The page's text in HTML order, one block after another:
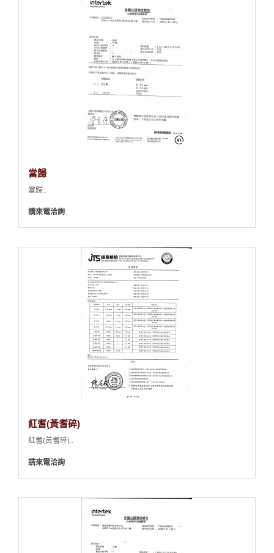
當歸
當歸..
請來電洽詢
紅耆(黃耆碎)
紅耆(黃耆碎)..
請來電洽詢